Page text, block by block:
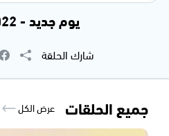
يوم جديد - 15.02.2022
شارك الحلقة
جميع الحلقات عرض الكل